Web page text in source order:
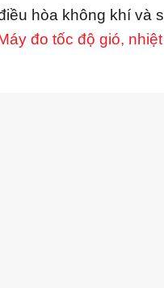
hòa không khí và
đo tốc độ gió, nhiệt